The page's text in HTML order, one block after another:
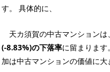
す。 具体的に、
天カ須賀の中古マンションは、
(-8.83%)の下落率に留まりま
加は中古マンションの価値に大